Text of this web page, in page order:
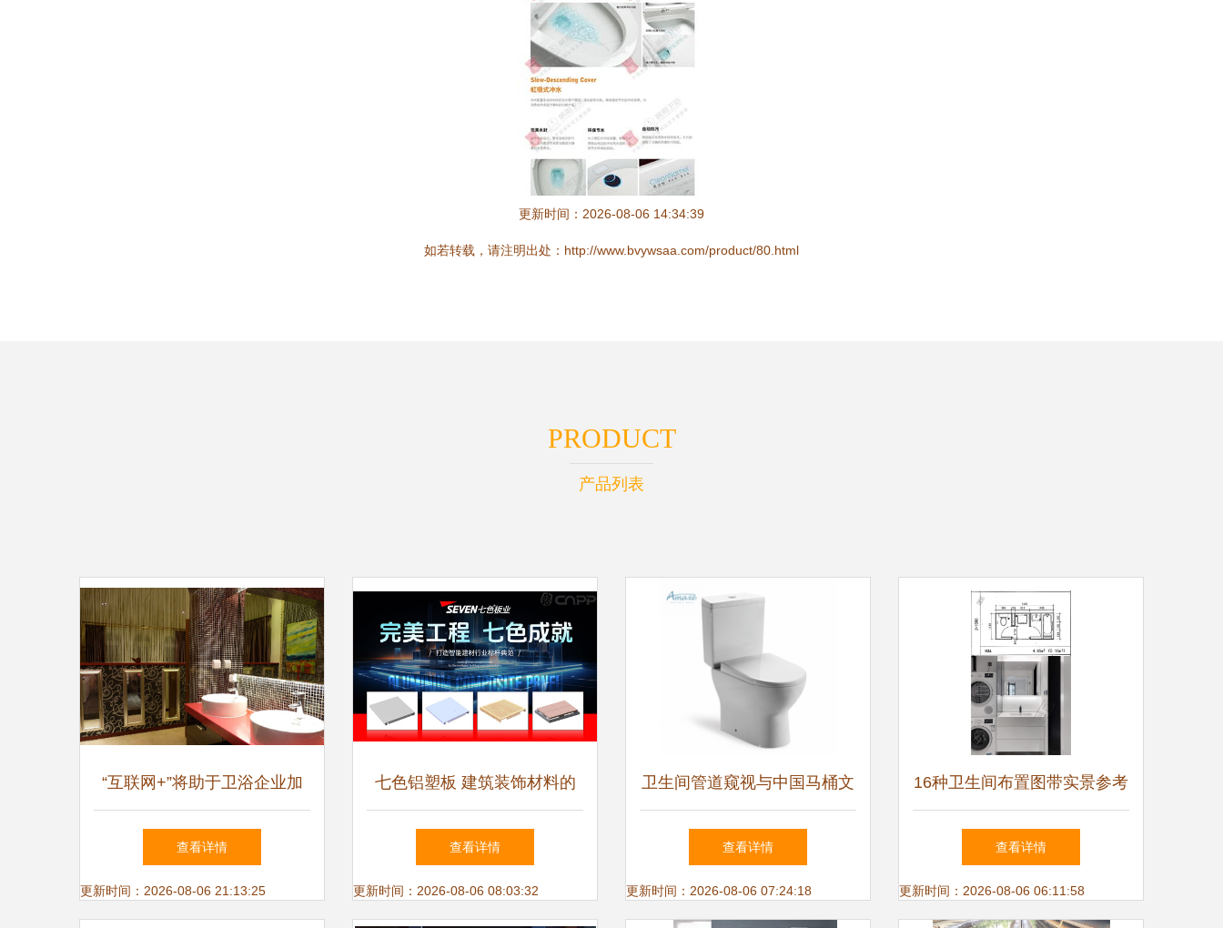
更新时间：2026-08-06 14:34:39
如若转载，请注明出处：http://www.bvywsaa.com/product/80.html
PRODUCT
产品列表
“互联网+”将助于卫浴企业加
速在城镇化的发展
查看详情
更新时间：2026-08-06 21:13:25
七色铝塑板 建筑装饰材料的
色彩新主张
查看详情
更新时间：2026-08-06 08:03:32
卫生间管道窥视与中国马桶文
化 从功能到趣谈
查看详情
更新时间：2026-08-06 07:24:18
16种卫生间布置图带实景参考
三件洁具+洗衣机的高效设计
指南
查看详情
更新时间：2026-08-06 06:11:58